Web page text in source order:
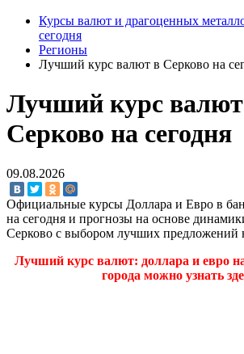
Курсы валют и драгоценных
сегодня
Регионы
Лучший курс валют в Серково на
Лучший курс
Серково на сегодня
09.08.2026
Официальные курсы Доллара и Евро в
на сегодня и прогнозы на основе
Серково с выбором лучших предложений
Лучший курс валют: доллара и евро
города можно узнать